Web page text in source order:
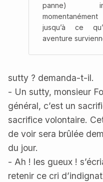
panne)
momentanément
jusqu’à ce
aventure
sutty ? demanda-t-il.
- Un sutty, monsieur
général, c’est un
sacrifice volontaire.
de voir sera brûlée
du jour.
- Ah ! les gueux !
retenir ce cri